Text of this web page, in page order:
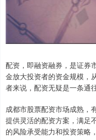
配资，即融资融券，是证券
金放大投资者的资金规模，
者来说，配资无疑是一条通
成都市股票配资市场成熟，
提供灵活的配资方案，满足
的风险承受能力和投资策略